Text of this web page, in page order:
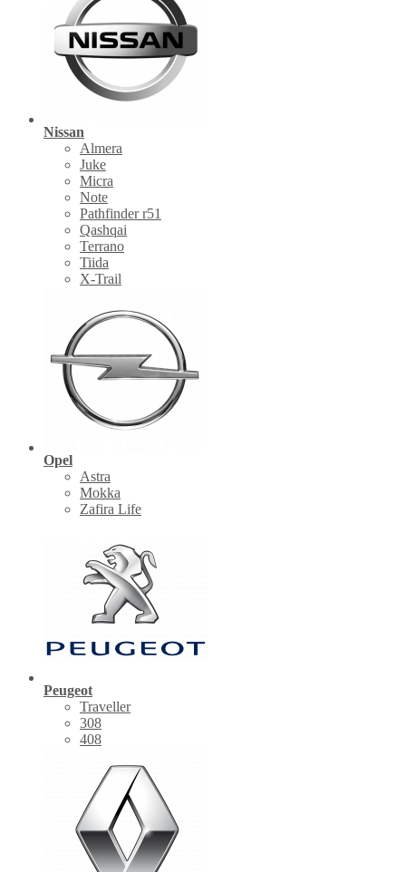
Nissan
Almera
Juke
Micra
Note
Pathfinder r51
Qashqai
Terrano
Tiida
X-Trail
Opel
Astra
Mokka
Zafira Life
Peugeot
Traveller
308
408